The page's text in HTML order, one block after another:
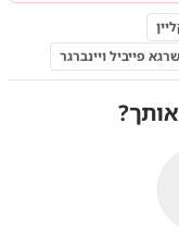
פייביל ויינברגר